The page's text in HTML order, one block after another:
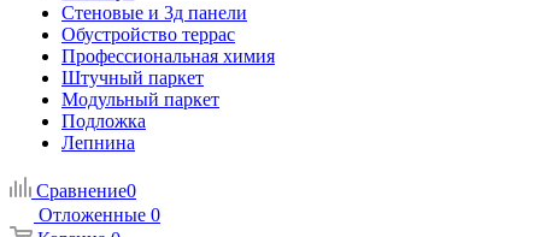
Стеновые и 3д панели
Обустройство террас
Профессиональная химия
Штучный паркет
Модульный паркет
Подложка
Лепнина
Сравнение0
Отложенные 0